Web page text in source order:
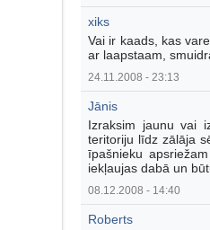
xiks
Vai ir kaads, kas
ar laapstaam,
24.11.2008 - 23:13
Jānis
Izraksim jaunu vai
teritoriju līdz zālāja
īpašnieku
iekļaujas dabā un
08.12.2008 - 14:40
Roberts